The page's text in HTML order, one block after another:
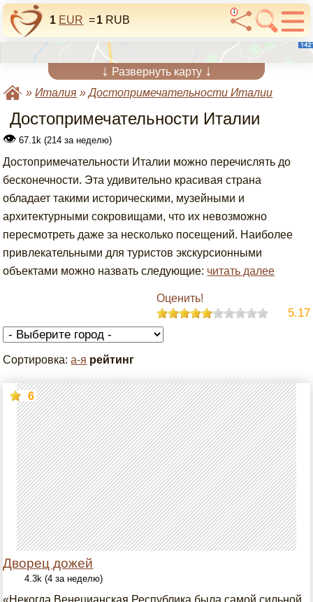
1
1 EUR =1 RUB
↓ Развернуть карту ↓
»Италия »Достопримечательности Италии
Достопримечательности Италии
👁 67.1k (214 за неделю)
Достопримечательности Италии можно перечислять до
бесконечности. Эта удивительно красивая страна
обладает такими историческими, музейными и
архитектурными сокровищами, что их невозможно
пересмотреть даже за несколько посещений. Наиболее
привлекательными для туристов экскурсионными
объектами можно назвать следующие: читать далее
Оценить!
5.17
Сортировка:а-я рейтинг
Дворец дожей
6
4.3k (4 за неделю)
«Некогда Венецианская Республика была самой сильной,